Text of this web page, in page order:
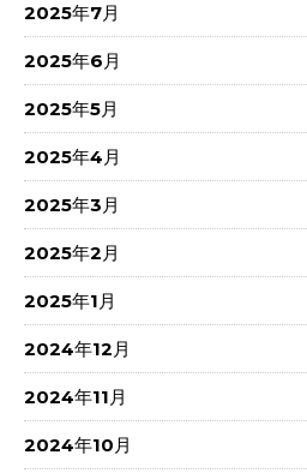
2025年7月
2025年6月
2025年5月
2025年4月
2025年3月
2025年2月
2025年1月
2024年12月
2024年11月
2024年10月